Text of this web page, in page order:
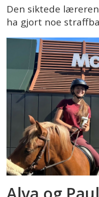
Den siktede
ha gjort noe